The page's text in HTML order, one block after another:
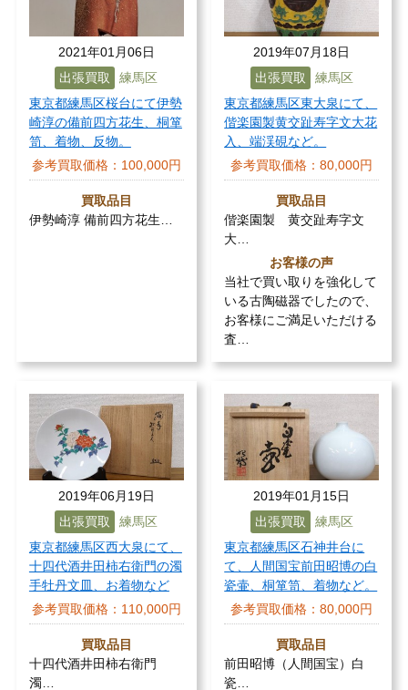
2021年01月06日
出張買取
練馬区
東京都練馬区桜台にて伊勢
崎淳の備前四方花生、桐箪
笥、着物、反物。
参考買取価格： 100,000円
買取品目
伊勢崎淳 備前四方花生…
2019年07月18日
出張買取
練馬区
東京都練馬区東大泉にて、
偕楽園製黄交趾寿字文大花
入、端渓硯など。
参考買取価格：80,000円
買取品目
偕楽園製 黄交趾寿字文
大…
お客様の声
当社で買い取りを強化して
いる古陶磁器でしたので、
お客様にご満足いただける
査…
2019年06月19日
出張買取
練馬区
東京都練馬区西大泉にて、
十四代酒井田柿右衛門の濁
手牡丹文皿、お着物など
参考買取価格： 110,000円
買取品目
十四代酒井田柿右衛門
濁…
2019年01月15日
出張買取
練馬区
東京都練馬区石神井台に
て、人間国宝前田昭博の白
瓷壷、桐箪笥、着物など。
参考買取価格：80,000円
買取品目
前田昭博（人間国宝）白
瓷…